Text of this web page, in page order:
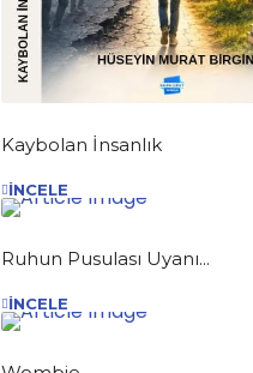
Kaybolan İnsanlık
İNCELE
Ruhun Pusulası Uyanı...
İNCELE